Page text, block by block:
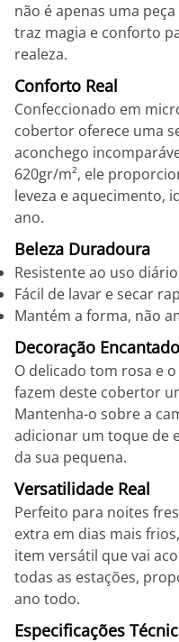
não é apenas uma
traz magia e conforto
realeza.
Conforto Real
Confeccionado em
cobertor oferece uma
aconchego
620gr/m², ele
leveza e aquecimento,
ano.
Beleza Duradoura
Resistente ao uso diário
Fácil de lavar e secar
Mantém a forma, não
Decoração
O delicado tom rosa e
fazem deste cobertor
Mantenha-o sobre a
adicionar um toque de
da sua pequena.
Versatilidade Real
Perfeito para noites
extra em dias mais
item versátil que vai
todas as estações,
ano todo.
Especificações